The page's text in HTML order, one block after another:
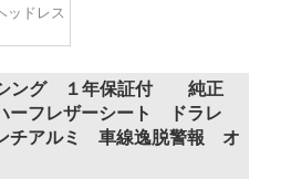
ッドレス
シング １年保証付 純正
フレザーシート ドラレ
チアルミ 車線逸脱警報 オ